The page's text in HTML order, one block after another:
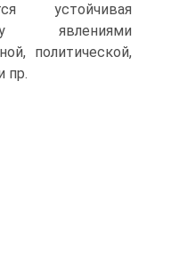
устойчивая
явлениями
по­литической,
пр.